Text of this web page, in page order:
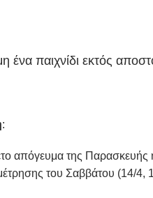
ένα παιχνίδι εκτός
:
απόγευμα της Παρασκευής
του Σαββάτου (14/